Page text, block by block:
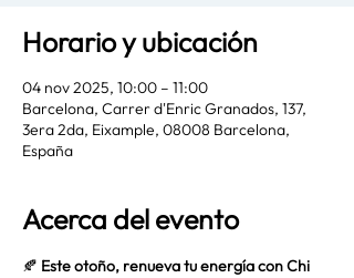
Horario y ubicación
04 nov 2025, 10:00 – 11:00
Barcelona, Carrer d'Enric Granados, 137,
3era 2da, Eixample, 08008 Barcelona,
España
Acerca del evento
🍂 Este otoño, renueva tu energía con Chi